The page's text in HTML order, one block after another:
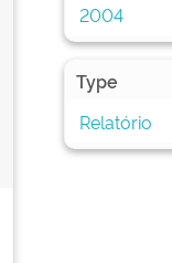
2004
Type
Relatório